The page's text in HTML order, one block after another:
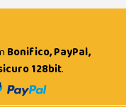
Bonifico, PayPal,
128bit.